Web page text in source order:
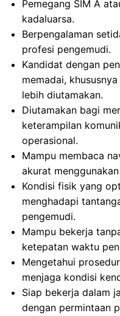
Pemegang SIM A
kadaluarsa.
Berpengalaman
profesi pengemudi.
Kandidat dengan
memadai,
lebih diutamakan.
Diutamakan bagi
keterampilan
operasional.
Mampu membaca
akurat
Kondisi fisik yang
menghadapi
pengemudi.
Mampu bekerja
ketepatan waktu
Mengetahui
menjaga kondisi
Siap bekerja dalam
dengan permintaan